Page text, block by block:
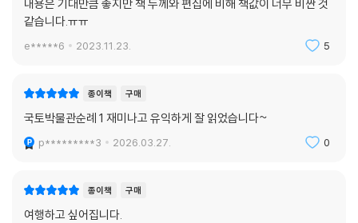
내용은 기대만큼 좋지만 책 두께와 편집에 비해 책값이 너무 비싼 것
같습니다.ㅠㅠ
e*****6 2023.11.23. 5
종이책 구매
국토박물관순례 1 재미나고 유익하게 잘 읽었습니다~
p*********3 2026.03.27. 0
종이책 구매
여행하고 싶어집니다.